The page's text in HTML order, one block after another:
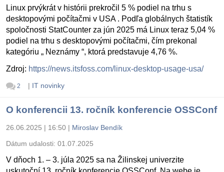
Linux prvýkrát v histórii prekročil 5 % podiel na trhu s
desktopovými počítačmi v USA . Podľa globálnych štatistík
spoločnosti StatCounter za jún 2025 má Linux teraz 5,04 %
podiel na trhu s desktopovými počítačmi, čím prekonal
kategóriu „ Neznámy “, ktorá predstavuje 4,76 %.
Zdroj: https://news.itsfoss.com/linux-desktop-usage-usa/
2 | IT novinky
O konferencii 13. ročník konferencie OSSConf
26.06.2025 | 16:50 | Miroslav Bendík
Dátum udalosti: 01.07.2025
V dňoch 1. – 3. júla 2025 sa na Žilinskej univerzite